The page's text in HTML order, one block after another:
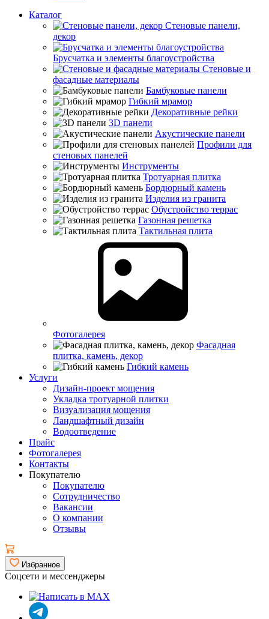
Каталог
Стеновые панели,
декор
Брусчатка и элементы благоустройства
Стеновые и
фасадные материалы
Бамбуковые панели
Гибкий мрамор
Декоративные рейки
3D панели
Акустические панели
Профили для
стеновых панелей
Инструменты
Тротуарная плитка
Бордюрный камень
Изделия из гранита
Обустройство террас
Газонная решетка
Тактильная плита
Фотогалерея
Фасадная
плитка, камень, декор
Гибкий камень
Услуги
Дизайн-проект мощения
Укладка тротуарной плитки
Визуализация мощения
Ландшафтный дизайн
Водоотведение
Прайс
Фотогалерея
Контакты
Покупателю
Покупателю
Сотрудничество
Вакансии
О компании
Отзывы
Избранное
Соцсети и мессенджеры